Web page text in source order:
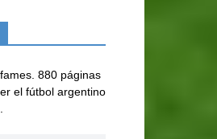
880 páginas
el fútbol argentino